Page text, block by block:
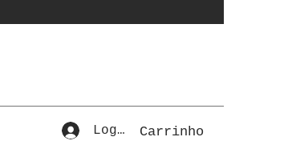
Login Carrinho